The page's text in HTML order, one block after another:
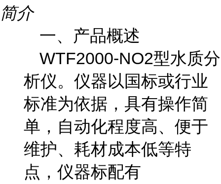
简介
一、产品概述
WTF2000-NO2型水质分
析仪。仪器以国标或行业
标准为依据，具有操作简
单，自动化程度高、便于
维护、耗材成本低等特
点，仪器标配有